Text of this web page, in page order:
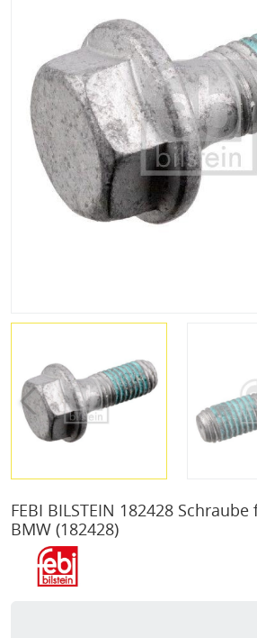
FEBI BILSTEIN 182428
BMW (182428)